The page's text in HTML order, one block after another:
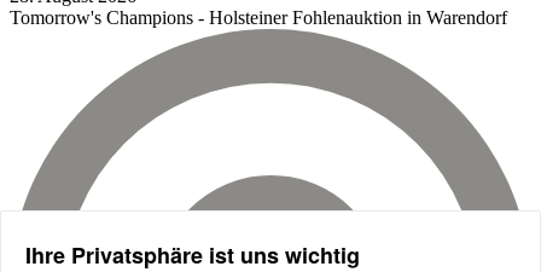
Tomorrow's Champions - Holsteiner Fohlenauktion in Warendorf
Ihre Privatsphäre ist uns wichtig